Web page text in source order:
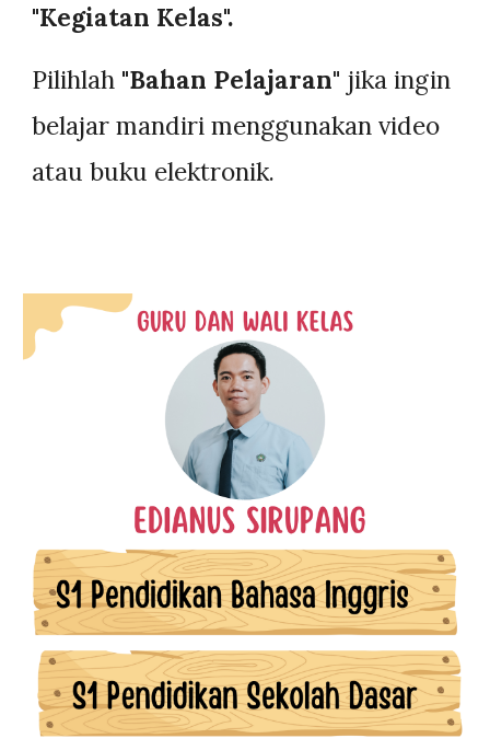
"Kegiatan Kelas".
Pilihlah "Bahan Pelajaran" jika ingin
belajar mandiri menggunakan video
atau buku elektronik.